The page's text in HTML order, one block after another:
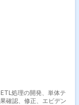
処理の開発、単体テ
確認、修正、エビデン
ンジニア